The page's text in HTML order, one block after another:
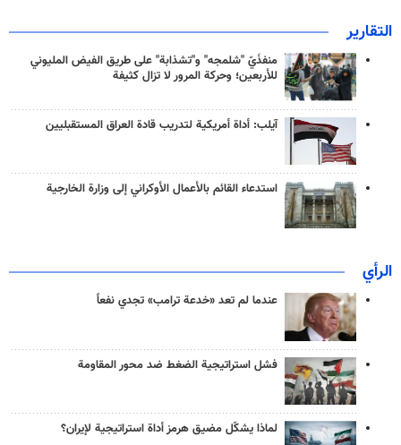
التقارير
منفذَيّ "شلمجه" و"تشذابة" على طريق الفيض المليوني
للأربعين؛ وحركة المرور لا تزال كثيفة
آيلب: أداة أمريكية لتدريب قادة العراق المستقبليين
استدعاء القائم بالأعمال الأوكراني إلى وزارة الخارجية
الرأي
عندما لم تعد «خدعة ترامب» تجدي نفعاً
فشل استراتيجية الضغط ضد محور المقاومة
لماذا يشكّل مضيق هرمز أداة استراتيجية لإيران؟